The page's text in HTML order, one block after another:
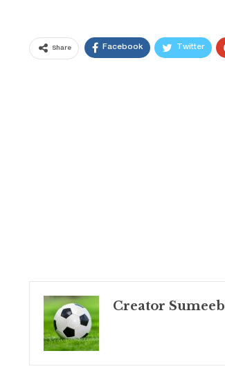
Share Facebook Twitter
Creator Sumeeb